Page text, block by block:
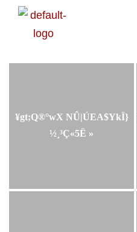
¥gt;Q®°wX NÛ|ÚEA$YkÏ}
½¸³Ç«5Ë »